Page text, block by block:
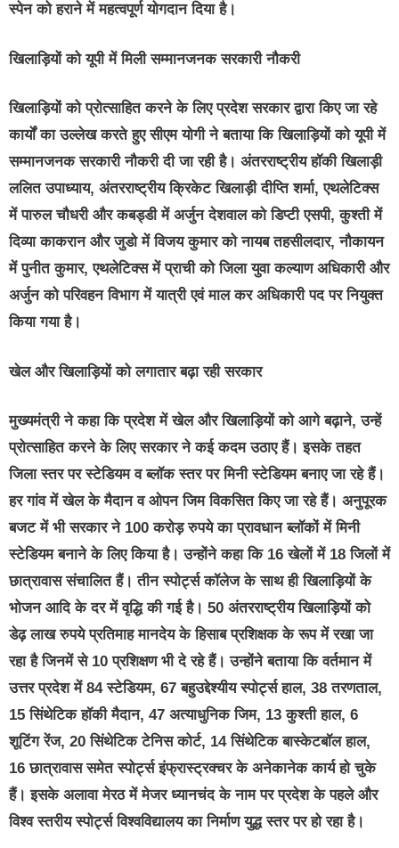
स्पेन को हराने में महत्वपूर्ण योगदान दिया है।
खिलाड़ियों को यूपी में मिली सम्मानजनक सरकारी नौकरी
खिलाड़ियों को प्रोत्साहित करने के लिए प्रदेश सरकार द्वारा किए जा रहे
कार्यों का उल्लेख करते हुए सीएम योगी ने बताया कि खिलाड़ियों को यूपी में
सम्मानजनक सरकारी नौकरी दी जा रही है। अंतरराष्ट्रीय हॉकी खिलाड़ी
ललित उपाध्याय, अंतरराष्ट्रीय क्रिकेट खिलाड़ी दीप्ति शर्मा, एथलेटिक्स
में पारुल चौधरी और कबड्डी में अर्जुन देशवाल को डिप्टी एसपी, कुश्ती में
दिव्या काकरान और जुडो में विजय कुमार को नायब तहसीलदार, नौकायन
में पुनीत कुमार, एथलेटिक्स में प्राची को जिला युवा कल्याण अधिकारी और
अर्जुन को परिवहन विभाग में यात्री एवं माल कर अधिकारी पद पर नियुक्त
किया गया है।
खेल और खिलाड़ियों को लगातार बढ़ा रही सरकार
मुख्यमंत्री ने कहा कि प्रदेश में खेल और खिलाड़ियों को आगे बढ़ाने, उन्हें
प्रोत्साहित करने के लिए सरकार ने कई कदम उठाए हैं। इसके तहत
जिला स्तर पर स्टेडियम व ब्लॉक स्तर पर मिनी स्टेडियम बनाए जा रहे हैं।
हर गांव में खेल के मैदान व ओपन जिम विकसित किए जा रहे हैं। अनुपूरक
बजट में भी सरकार ने 100 करोड़ रुपये का प्रावधान ब्लॉकों में मिनी
स्टेडियम बनाने के लिए किया है। उन्होंने कहा कि 16 खेलों में 18 जिलों में
छात्रावास संचालित हैं। तीन स्पोर्ट्स कॉलेज के साथ ही खिलाड़ियों के
भोजन आदि के दर में वृद्धि की गई है। 50 अंतरराष्ट्रीय खिलाड़ियों को
डेढ़ लाख रुपये प्रतिमाह मानदेय के हिसाब प्रशिक्षक के रूप में रखा जा
रहा है जिनमें से 10 प्रशिक्षण भी दे रहे हैं। उन्होंने बताया कि वर्तमान में
उत्तर प्रदेश में 84 स्टेडियम, 67 बहुउद्देश्यीय स्पोर्ट्स हाल, 38 तरणताल,
15 सिंथेटिक हॉकी मैदान, 47 अत्याधुनिक जिम, 13 कुश्ती हाल, 6
शूटिंग रेंज, 20 सिंथेटिक टेनिस कोर्ट, 14 सिंथेटिक बास्केटबॉल हाल,
16 छात्रावास समेत स्पोर्ट्स इंफ्रास्ट्रक्चर के अनेकानेक कार्य हो चुके
हैं। इसके अलावा मेरठ में मेजर ध्यानचंद के नाम पर प्रदेश के पहले और
विश्व स्तरीय स्पोर्ट्स विश्वविद्यालय का निर्माण युद्ध स्तर पर हो रहा है।